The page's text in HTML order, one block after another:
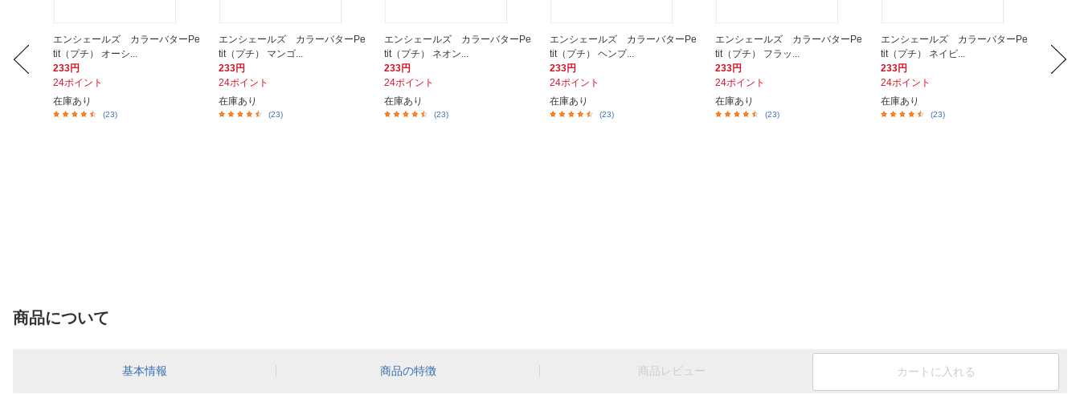
エンシェールズ カラーバターPe
tit（プチ） オーシ...
233円
24ポイント
在庫あり
(23)
エンシェールズ カラーバターPe
tit（プチ） マンゴ...
233円
24ポイント
在庫あり
(23)
エンシェールズ カラーバターPe
tit（プチ） ネオン...
233円
24ポイント
在庫あり
(23)
エンシェールズ カラーバターPe
tit（プチ） ヘンプ...
233円
24ポイント
在庫あり
(23)
エンシェールズ カラーバターPe
tit（プチ） フラッ...
233円
24ポイント
在庫あり
(23)
エンシェールズ カラーバターPe
tit（プチ） ネイビ...
233円
24ポイント
在庫あり
(23)
tit（プ
233円
商品について
カートに入れる
基本情報 商品の特徴 商品レビュー